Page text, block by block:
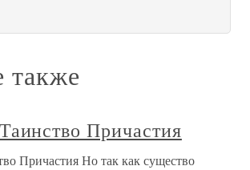
также
Причастия
Причастия Но так как существо